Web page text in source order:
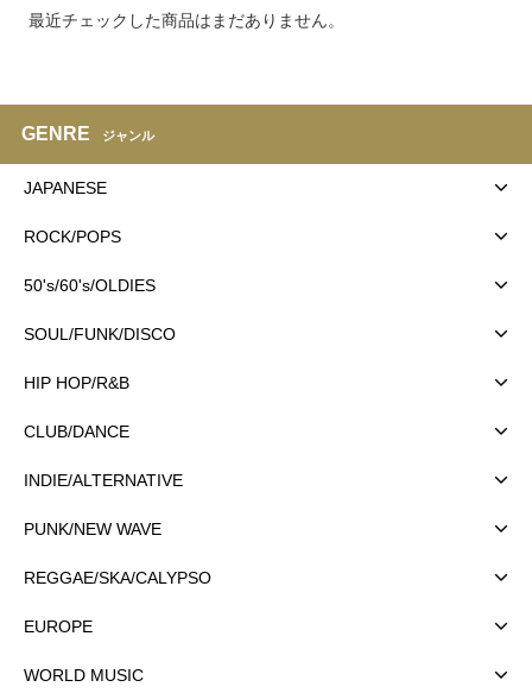
最近チェックした商品はまだありません。
GENRE ジャンル
JAPANESE
ROCK/POPS
50's/60's/OLDIES
SOUL/FUNK/DISCO
HIP HOP/R&B
CLUB/DANCE
INDIE/ALTERNATIVE
PUNK/NEW WAVE
REGGAE/SKA/CALYPSO
EUROPE
WORLD MUSIC